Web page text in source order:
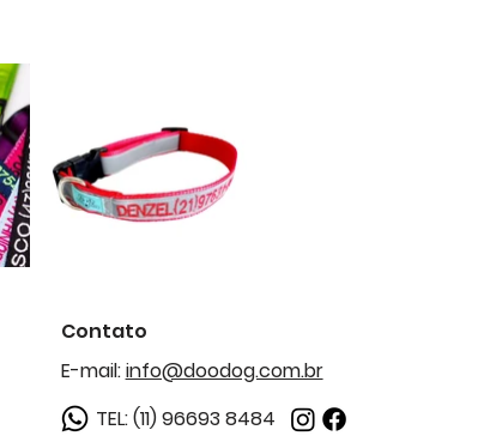
Contato
E-mail:info@doodog.com.br
TEL: (11) 96693 8484